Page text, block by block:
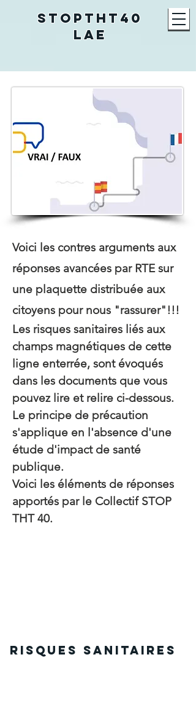
STOPTHT40
LAE
Voici les contres arguments aux
réponses avancées par RTE sur
une plaquette distribuée aux
citoyens pour nous "rassurer"!!!
Les risques sanitaires liés aux
champs magnétiques de cette
ligne enterrée, sont évoqués
dans les documents que vous
pouvez lire et relire ci-dessous.
Le principe de précaution
s'applique en l'absence d'une
étude d'impact de santé
publique.
Voici les éléments de réponses
apportés par le Collectif STOP
THT 40.
RISQUES SANITAIRES